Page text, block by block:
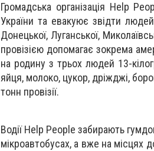
Громадська організація Help
України та евакуює звідти
Донецької, Луганської,
провізією допомагає зокрема
на родину з трьох людей 13-
яйця, молоко, цукор, дріжджі,
тонн провізії.
Водії Help People забирають
мікроавтобусах, а вже на місцях